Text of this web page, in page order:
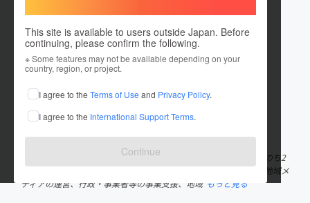
This site is available to users outside Japan. Before
continuing, please confirm the following.
※ Some features may not be available depending on your
country, region, or project.
I agree to the Terms of Use and Privacy Policy.
I agree to the International Support Terms.
Continue
potabi_toei
これまでに1回支援して1件のプロジェクトを投稿しています
在住国：日本 現在地：愛知県
出身国：日本 出身地：愛知県
東栄町観光まちづくり協会は2017年に任意団体として設立されたのち2
023年4月に法人化した「まちづくりのための観光」をテーマに、地域メ
ディアの運営、行政・事業者等の事業支援、地域 もっと見る